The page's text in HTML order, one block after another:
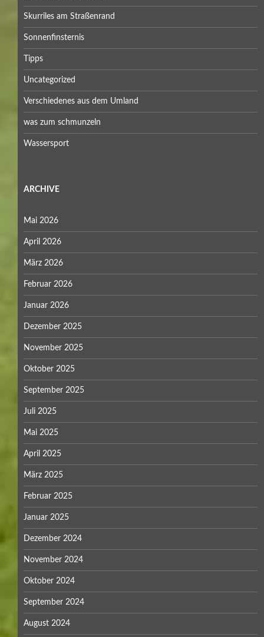
Skurriles am Straßenrand
Sonnenfinsternis
Tipps
Uncategorized
Verschiedenes aus dem Umland
was zum schmunzeln
Wassersport
ARCHIVE
Mai 2026
April 2026
März 2026
Februar 2026
Januar 2026
Dezember 2025
November 2025
Oktober 2025
September 2025
Juli 2025
Mai 2025
April 2025
März 2025
Februar 2025
Januar 2025
Dezember 2024
November 2024
Oktober 2024
September 2024
August 2024